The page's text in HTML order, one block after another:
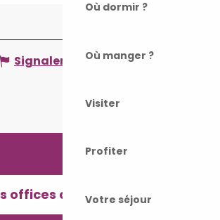
Où dormir ?
Où manger ?
Visiter
Profiter
Votre séjour
Signaler une erreur
offices de Tourisme